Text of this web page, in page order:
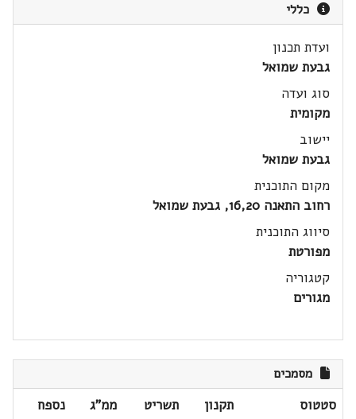
כללי
ועדת תכנון
גבעת שמואל
סוג ועדה
מקומית
יישוב
גבעת שמואל
מקום התוכנית
רחוב התאנה 16,20, גבעת שמואל
סיווג התוכנית
מפורטת
קטגוריה
מגורים
מסמכים
סטטוס תקנון תשריט ממ"ג
נספח